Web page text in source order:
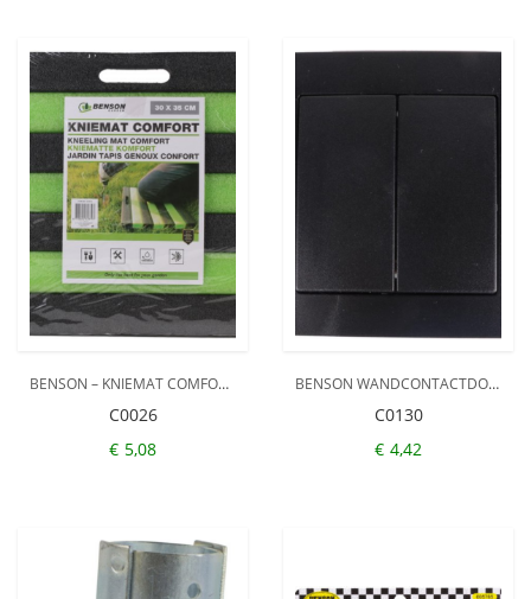
BENSON – KNIEMAT COMFORT – TUIN – 30 X 35 CM – TUINIEREN – EXTRA DIK – KNIEKUSSEN – VOORDEEL SET 2 STUKS
C0026
€ 5,08
BENSON WANDCONTACTDOOS – WISSELSCHAKELAAR – INBOUW – ZWART – 250V – 10A
C0130
€ 4,42